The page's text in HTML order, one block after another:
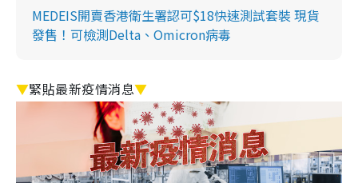
MEDEIS開賣香港衛生署認可$18快速測試套裝 現貨
發售！可檢測Delta、Omicron病毒
▼緊貼最新疫情消息▼